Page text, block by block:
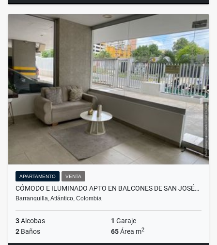
APARTAMENTO VENTA
CÓMODO E ILUMINADO APTO EN BALCONES DE SAN JOSÉ…
Barranquilla, Atlántico, Colombia
3Alcobas 1 Garaje
2 Baños 65Área m2